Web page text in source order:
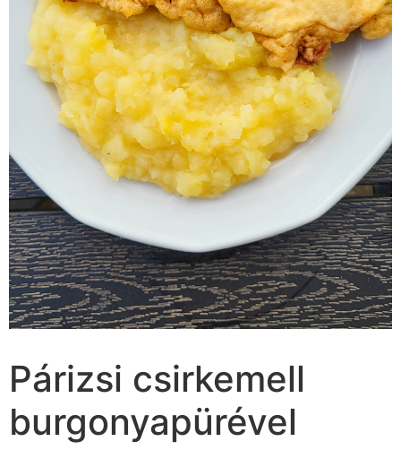
Párizsi csirkemell
burgonyapürével